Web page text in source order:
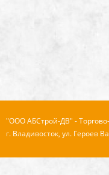
"ООО АБСтрой-ДВ" -
г. Владивосток, ул. Героев